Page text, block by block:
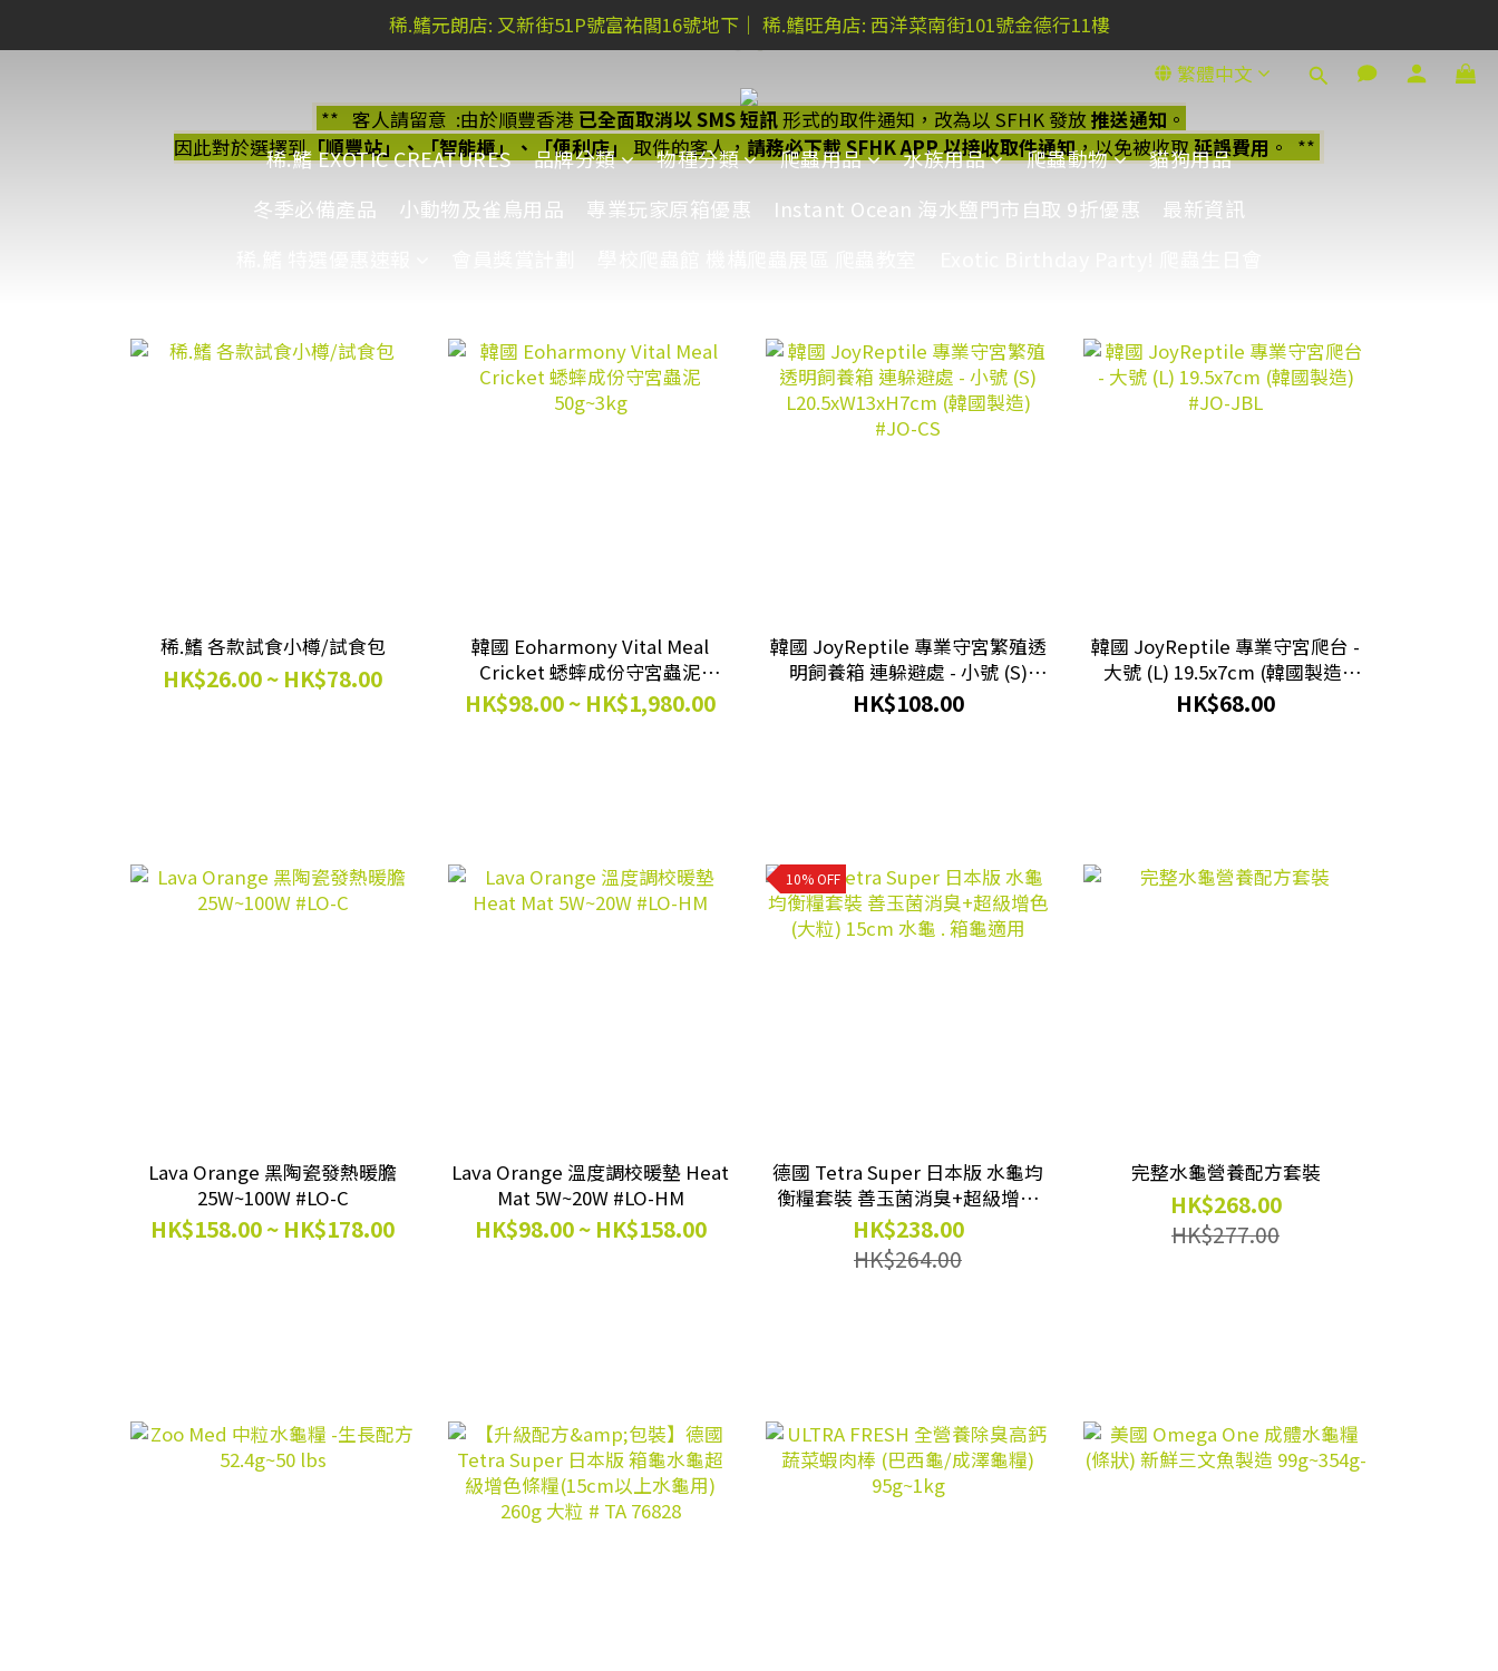
稀.鰭元朗店: 又新街51P號富祐閣16號地下｜ 稀.鰭旺角店: 西洋菜南街101號金德行11樓
稀.鰭元朗店: 又新街51P號富祐閣16號地下｜ 稀.鰭旺角店: 西洋菜南街101號金德行11樓
稀.鰭元朗店: 又新街51P號富祐閣16號地下｜ 稀.鰭旺角店: 西洋菜南街101號金德行11樓
繁體中文
稀.鰭 EXOTIC CREATURES 品牌分類 物種分類 爬蟲用品 水族用品 爬蟲動物
貓狗用品
冬季必備產品
小動物及雀鳥用品 專業玩家原箱優惠 Instant Ocean 海水鹽門市自取 9折優惠
最新資訊
** 客人請留意 :由於順豐香港 已全面取消以 SMS 短訊形式的取件通知，改為以 SFHK 發放 推送通知 。
因此對於選擇到「順豐站」、「智能櫃」、「便利店」 取件的客人， 請務必下載 SFHK APP 以接收取件通知，以免被收取延誤費用 。 **
稀.鰭 各款試食小樽/試食包
HK$26.00 ~ HK$78.00
韓國 Eoharmony Vital Meal
Cricket 蟋蟀成份守宮蟲泥
50g~3kg
HK$98.00 ~ HK$1,980.00
韓國 JoyReptile 專業守宮繁殖透
明飼養箱 連躲避處 - 小號 (S)
L20.5xW13xH7cm (韓國製造)
#JO-CS
HK$108.00
韓國 JoyReptile 專業守宮爬台 -
大號 (L) 19.5x7cm (韓國製造)
#JO-JBL
HK$68.00
Lava Orange 黑陶瓷發熱暖膽
25W~100W #LO-C
HK$158.00 ~ HK$178.00
Lava Orange 溫度調校暖墊 Heat
Mat 5W~20W #LO-HM
HK$98.00 ~ HK$158.00
10% OFF
德國 Tetra Super 日本版 水龜均
衡糧套裝 善玉菌消臭+超級增色
(大粒) 15cm 水龜 . 箱龜適用
HK$238.00
HK$264.00
完整水龜營養配方套裝
HK$268.00
HK$277.00